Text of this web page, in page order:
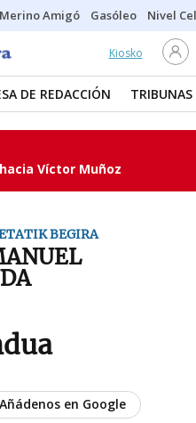
Merino Amigó Gasóleo Nivel
Kiosko
DE REDACCIÓN TRIBUNAS
Víctor Muñoz
BEGIRA
Añádenos en Google